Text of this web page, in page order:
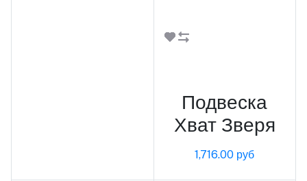
Подвеска
Хват Зверя
1,716.00 руб